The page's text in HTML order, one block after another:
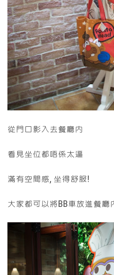
從門口影入去餐廳內
看見坐位都唔係太逼
滿有空間感, 坐得舒服!
大家都可以將BB車放進餐廳